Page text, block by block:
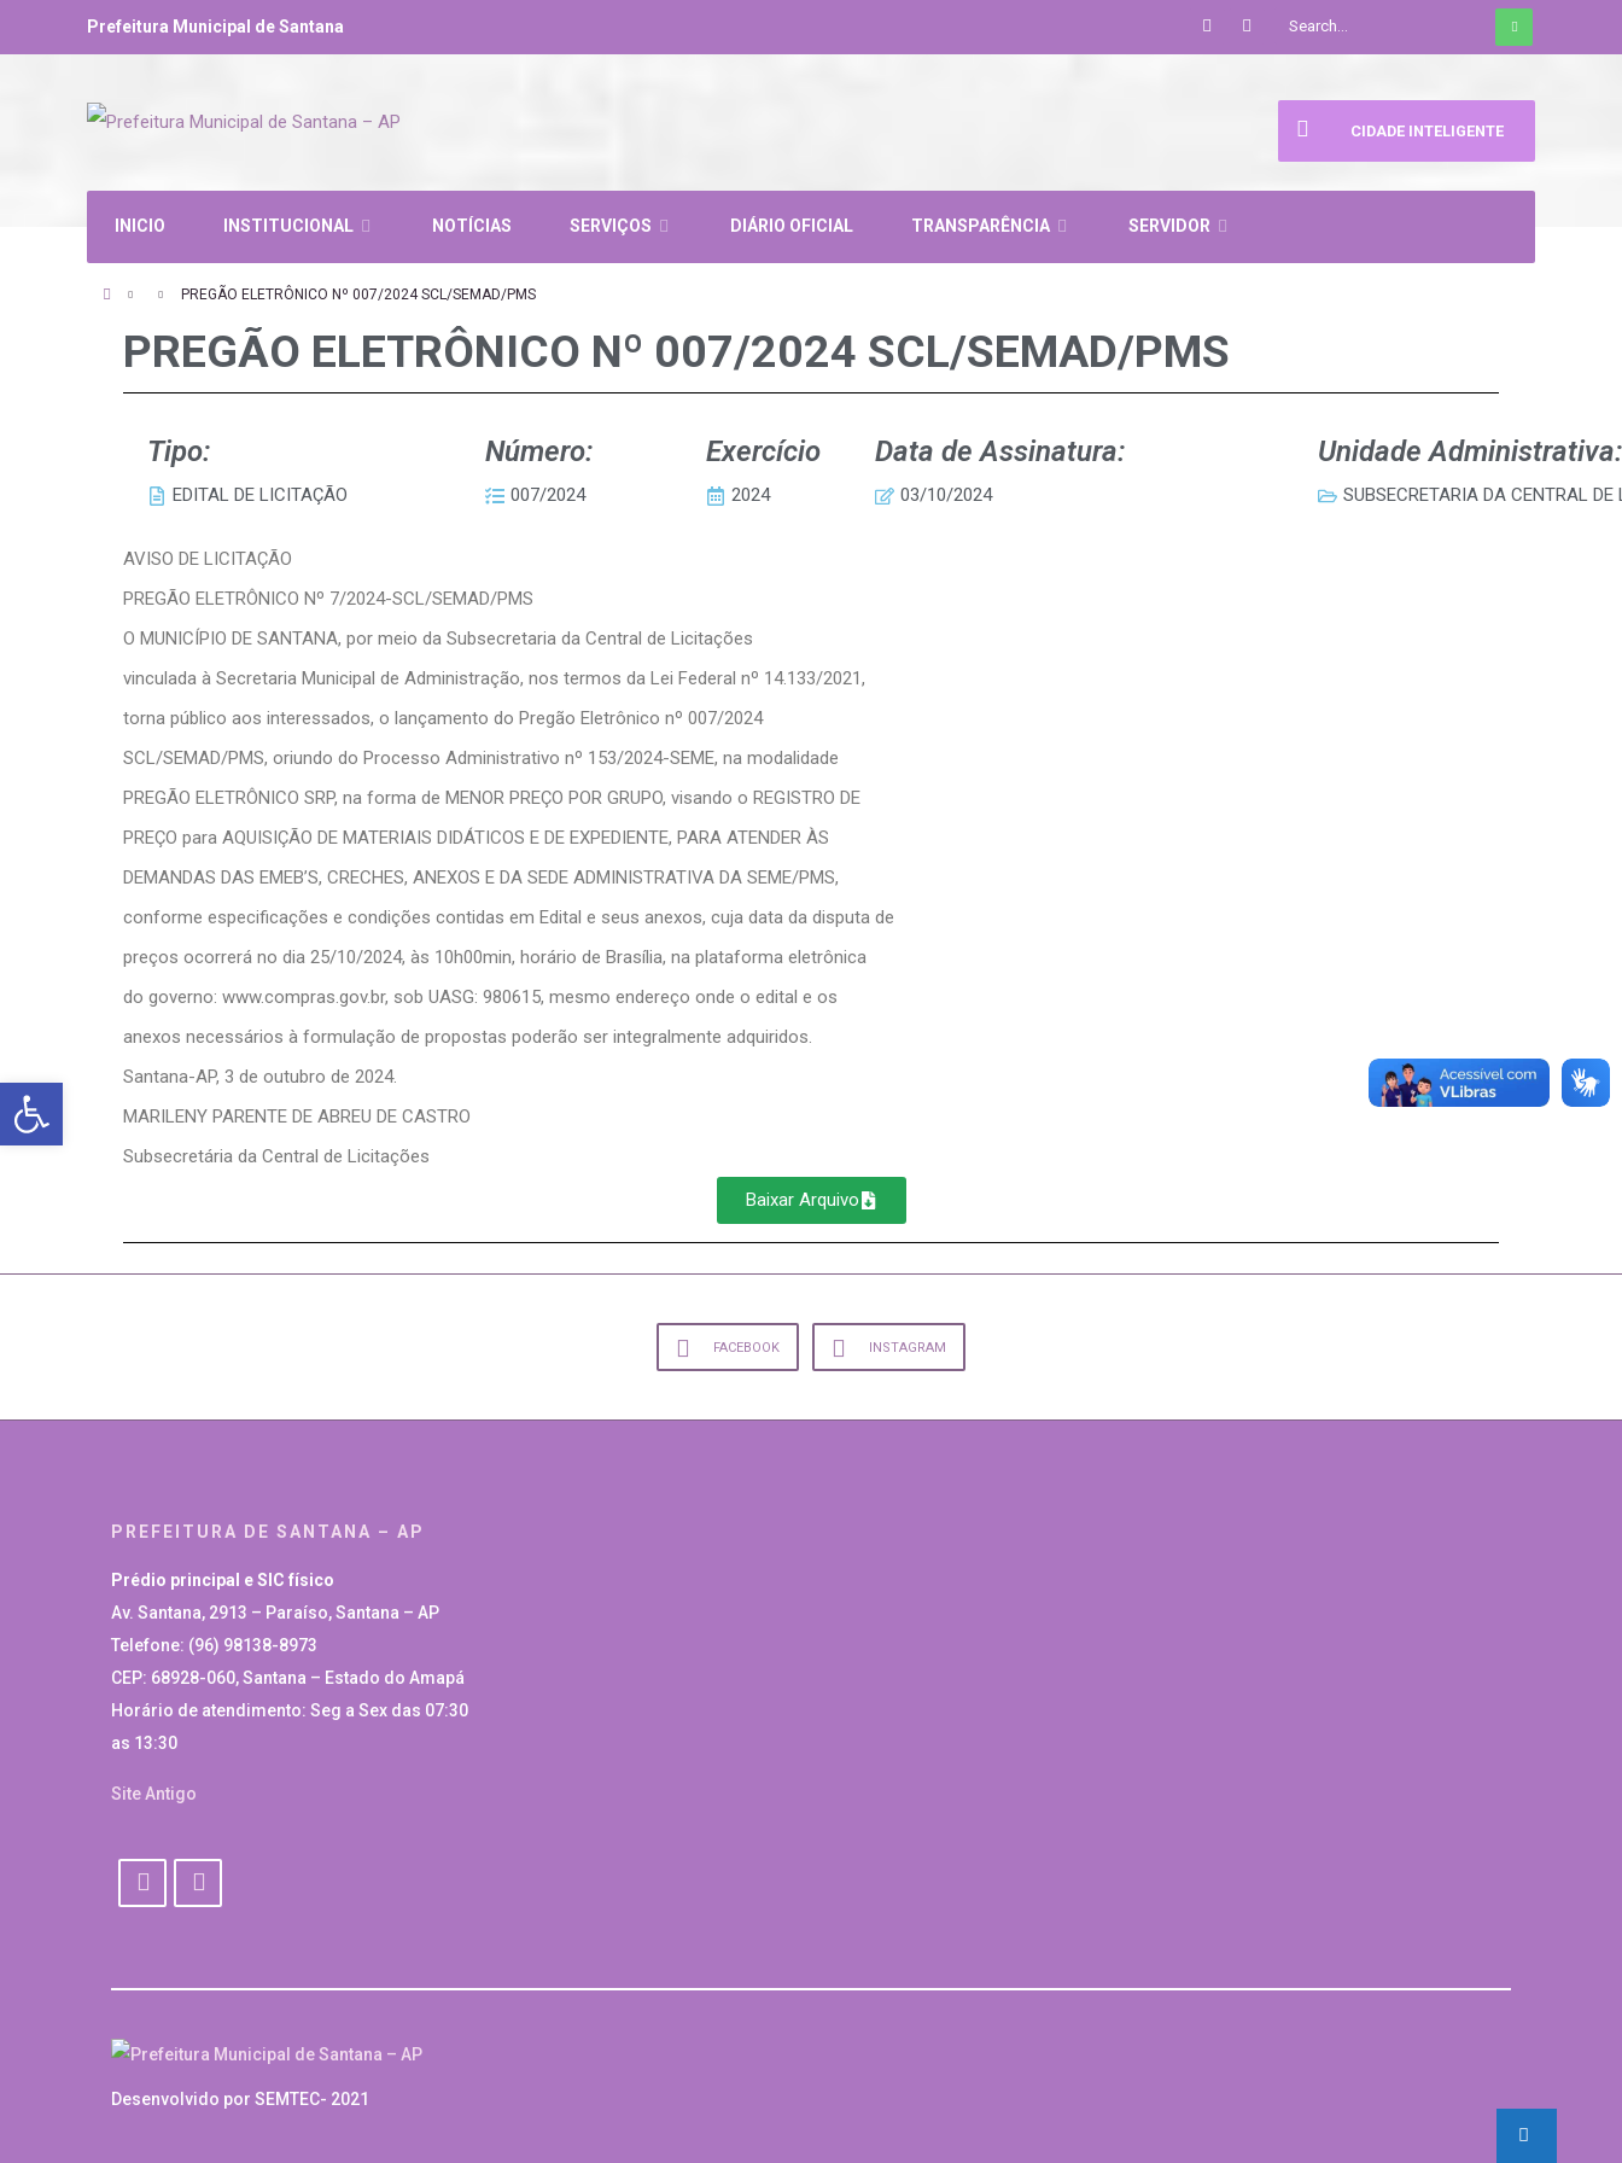
Abrir a barra de ferramentas
Prefeitura Municipal de Santana
INICIO INSTITUCIONAL NOTÍCIAS SERVIÇOS DIÁRIO OFICIAL TRANSPARÊNCIA SERVIDOR
CIDADE INTELIGENTE
PREGÃO ELETRÔNICO Nº 007/2024 SCL/SEMAD/PMS
PREGÃO ELETRÔNICO Nº 007/2024 SCL/SEMAD/PMS
Tipo:
EDITAL DE LICITAÇÃO
Número:
007/2024
Exercício
2024
Data de Assinatura:
03/10/2024
Unidade Administrativa:
SUBSECRETARIA DA CENTRAL
AVISO DE LICITAÇÃO
PREGÃO ELETRÔNICO Nº 7/2024-SCL/SEMAD/PMS
O MUNICÍPIO DE SANTANA, por meio da Subsecretaria da Central de Licitações
vinculada à Secretaria Municipal de Administração, nos termos da Lei Federal nº 14.133/2021,
torna público aos interessados, o lançamento do Pregão Eletrônico nº 007/2024
SCL/SEMAD/PMS, oriundo do Processo Administrativo nº 153/2024-SEME, na modalidade
PREGÃO ELETRÔNICO SRP, na forma de MENOR PREÇO POR GRUPO, visando o REGISTRO DE
PREÇO para AQUISIÇÃO DE MATERIAIS DIDÁTICOS E DE EXPEDIENTE, PARA ATENDER ÀS
DEMANDAS DAS EMEB’S, CRECHES, ANEXOS E DA SEDE ADMINISTRATIVA DA SEME/PMS,
conforme especificações e condições contidas em Edital e seus anexos, cuja data da disputa de
preços ocorrerá no dia 25/10/2024, às 10h00min, horário de Brasília, na plataforma eletrônica
do governo: www.compras.gov.br, sob UASG: 980615, mesmo endereço onde o edital e os
anexos necessários à formulação de propostas poderão ser integralmente adquiridos.
Santana-AP, 3 de outubro de 2024.
MARILENY PARENTE DE ABREU DE CASTRO
Subsecretária da Central de Licitações
Baixar Arquivo
FACEBOOK INSTAGRAM
PREFEITURA DE SANTANA – AP
Prédio principal e SIC físico
Av. Santana, 2913 – Paraíso, Santana – AP
Telefone: (96) 98138-8973
CEP: 68928-060, Santana – Estado do Amapá
Horário de atendimento: Seg a Sex das 07:30
as 13:30
Site Antigo
Desenvolvido por SEMTEC- 2021